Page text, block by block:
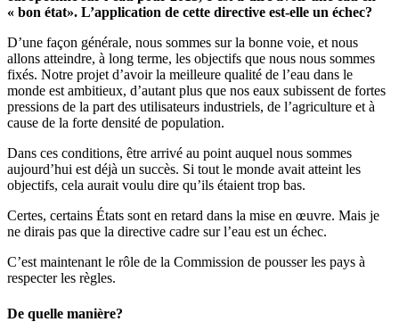
« bon état». L’application de cette directive est-elle un échec?
D’une façon générale, nous sommes sur la bonne voie, et nous
allons atteindre, à long terme, les objectifs que nous nous sommes
fixés. Notre projet d’avoir la meilleure qualité de l’eau dans le
monde est ambitieux, d’autant plus que nos eaux subissent de fortes
pressions de la part des utilisateurs industriels, de l’agriculture et à
cause de la forte densité de population.
Dans ces conditions, être arrivé au point auquel nous sommes
aujourd’hui est déjà un succès. Si tout le monde avait atteint les
objectifs, cela aurait voulu dire qu’ils étaient trop bas.
Certes, certains États sont en retard dans la mise en œuvre. Mais je
ne dirais pas que la directive cadre sur l’eau est un échec.
C’est maintenant le rôle de la Commission de pousser les pays à
respecter les règles.
De quelle manière?